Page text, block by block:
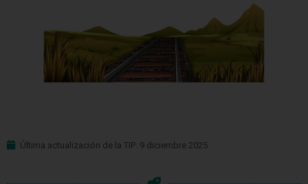
Última actualización de la TIP: 9 diciembre 2025